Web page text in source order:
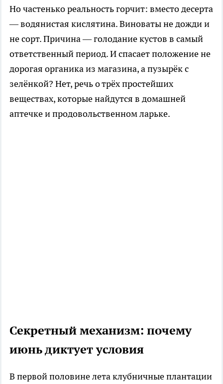
Но частенько реальность горчит: вместо десерта
— водянистая кислятина. Виноваты не дожди и
не сорт. Причина — голодание кустов в самый
ответственный период. И спасает положение не
дорогая органика из магазина, а пузырёк с
зелёнкой? Нет, речь о трёх простейших
веществах, которые найдутся в домашней
аптечке и продовольственном ларьке.
Секретный механизм: почему
июнь диктует условия
В первой половине лета клубничные плантации